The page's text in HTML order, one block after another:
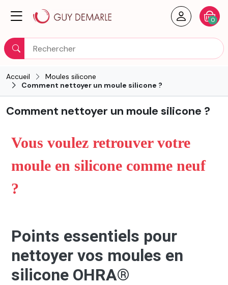
Rechercher
Créer
0
Accueil
Moules silicone
Comment nettoyer un moule silicone ?
Comment nettoyer un moule silicone ?
Vous voulez retrouver votre
moule en silicone comme neuf
?
Points essentiels pour
nettoyer vos moules en
silicone OHRA®